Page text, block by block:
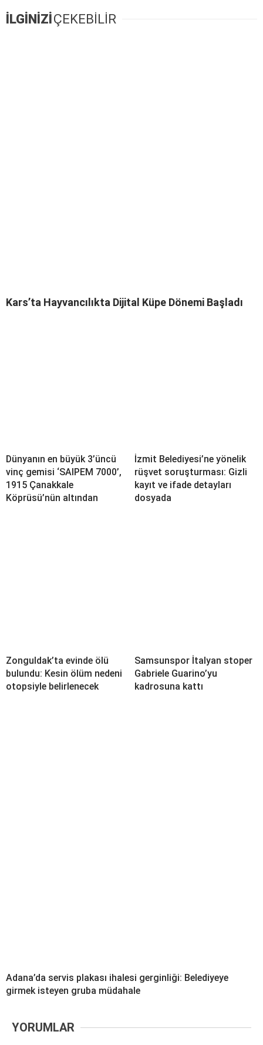
İLGİNİZİÇEKEBİLİR
Kars’ta Hayvancılıkta Dijital Küpe Dönemi Başladı
Dünyanın en büyük 3’üncü
vinç gemisi ‘SAIPEM 7000’,
1915 Çanakkale
Köprüsü’nün altından
İzmit Belediyesi’ne yönelik
rüşvet soruşturması: Gizli
kayıt ve ifade detayları
dosyada
Zonguldak’ta evinde ölü
bulundu: Kesin ölüm nedeni
otopsiyle belirlenecek
Samsunspor İtalyan stoper
Gabriele Guarino’yu
kadrosuna kattı
Adana’da servis plakası ihalesi gerginliği: Belediyeye
girmek isteyen gruba müdahale
YORUMLAR